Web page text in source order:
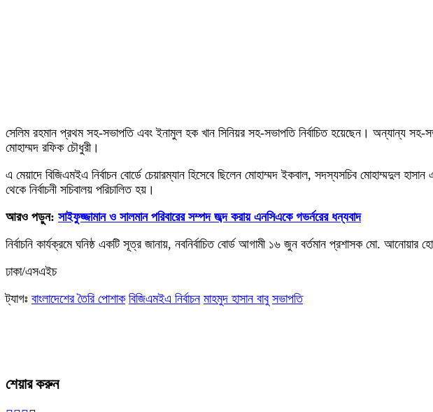
সেলিম রহমান প্রথম সহ-সভাপতি এবং ইনামুল হক খান সিনিয়র সহ-সভাপতি নির্বাচিত হয়েছেন। অন্যান্য
মোহাম্মদ রফিক চৌধুরী।
এ মেয়াদে বিজিএমইএ নির্বাচন বোর্ডে চেয়ারম্যান হিসেবে ছিলেন মোহাম্মদ ইকবাল, সদস্যসচিব
থেকে নির্বাচনী সচিবালয় পরিচালিত হয়।
আরও পড়ুন: সাইফুজ্জামান ও সালমান পরিবারের সম্পদ জব্দ করায় এনসিএকে গভর্নরের ধন্যবাদ
নির্বাচনি কার্যক্রমে ঘনিষ্ঠ একটি সূত্র জানায়, নবনির্বাচিত বোর্ড আগামী ১৬ জুন বর্তমান প্রশাসক মো.
ঢাকা/এসএইচ
ট্যাগঃ বাংলাদেশের তৈরি পোশাক বিজিএমইএ নির্বাচন মাহমুদ হাসান বাবু সভাপতি
শেয়ার করুন